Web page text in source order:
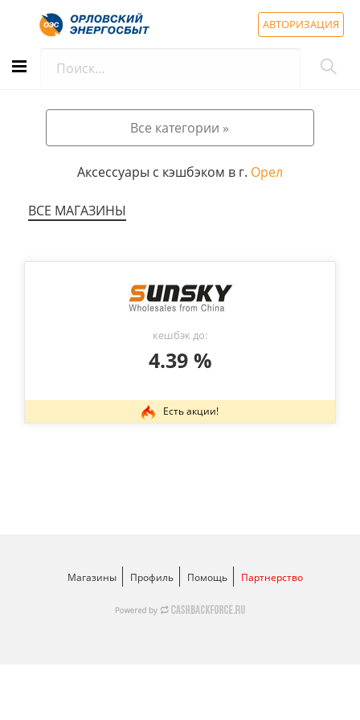
АВТОРИЗАЦИЯ
Все категории »
Аксессуары с кэшбэком в г. Орел
ВСЕ МАГАЗИНЫ
кешбэк до:
4.39 %
Есть акции!
Магазины Профиль Помощь Партнерство